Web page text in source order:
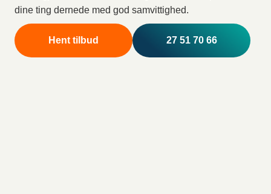
dine ting dernede med god samvittighed.
Hent tilbud 27 51 70 66